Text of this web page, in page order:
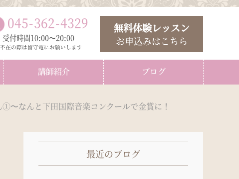
045-362-4329
受付時間10:00〜20:00
在の際は留守電にお願いします
無料体験レッスン
お申込みはこちら
講師紹介 ブログ
〜なんと下田国際音楽コンクールで金賞に！
最近のブログ